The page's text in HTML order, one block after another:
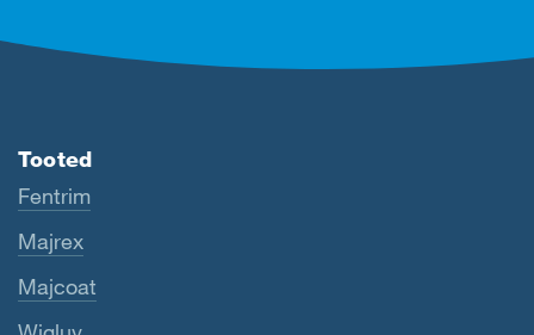
Tooted
Fentrim
Majrex
Majcoat